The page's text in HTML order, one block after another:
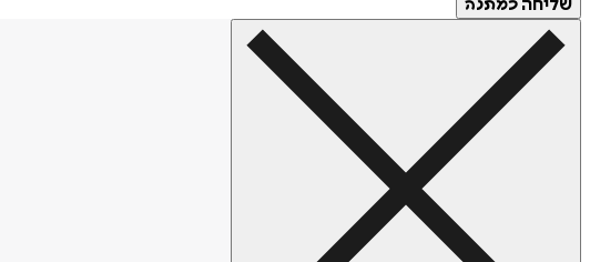
שליחה כמתנה